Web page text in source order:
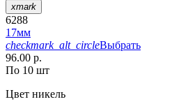
xmark
6288
17мм
checkmark_alt_circleВыбрать
96.00 р.
По 10 шт
Цвет никель